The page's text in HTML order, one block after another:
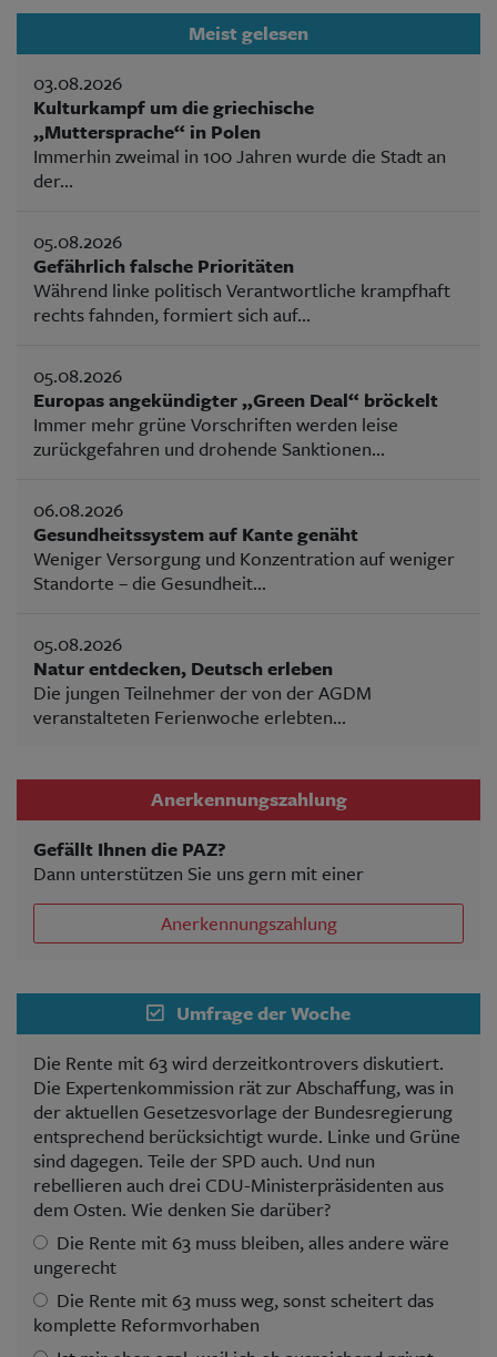
Meist gelesen
03.08.2026
Kulturkampf um die griechische
„Muttersprache“ in Polen
Immerhin zweimal in 100 Jahren wurde die Stadt an
der...
05.08.2026
Gefährlich falsche Prioritäten
Während linke politisch Verantwortliche krampfhaft
rechts fahnden, formiert sich auf...
05.08.2026
Europas angekündigter „Green Deal“ bröckelt
Immer mehr grüne Vorschriften werden leise
zurückgefahren und drohende Sanktionen...
06.08.2026
Gesundheitssystem auf Kante genäht
Weniger Versorgung und Konzentration auf weniger
Standorte – die Gesundheit...
05.08.2026
Natur entdecken, Deutsch erleben
Die jungen Teilnehmer der von der AGDM
veranstalteten Ferienwoche erlebten...
Anerkennungszahlung
Gefällt Ihnen die PAZ?
Dann unterstützen Sie uns gern mit einer
Anerkennungszahlung
Umfrage der Woche
Die Rente mit 63 wird derzeitkontrovers diskutiert.
Die Expertenkommission rät zur Abschaffung, was in
der aktuellen Gesetzesvorlage der Bundesregierung
entsprechend berücksichtigt wurde. Linke und Grüne
sind dagegen. Teile der SPD auch. Und nun
rebellieren auch drei CDU-Ministerpräsidenten aus
dem Osten. Wie denken Sie darüber?
Die Rente mit 63 muss bleiben, alles andere wäre
ungerecht
Die Rente mit 63 muss weg, sonst scheitert das
komplette Reformvorhaben